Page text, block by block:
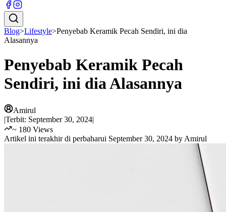
Blog>Lifestyle>Penyebab Keramik Pecah Sendiri, ini dia
Alasannya
Penyebab Keramik Pecah
Sendiri, ini dia Alasannya
Amirul
|Terbit: September 30, 2024|
~ 180 Views
Artikel ini terakhir di perbaharui September 30, 2024 by Amirul